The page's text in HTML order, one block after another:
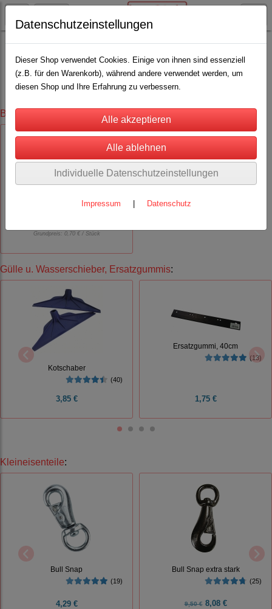
Stall, Hof und Scheune
Bolzenschußgerät
(66)
Grundpreis: 0,70 € / Stück
Gülle u. Wasserschieber, Ersatzgummis:
Kotschaber
(40)
3,85 €
Ersatzgummi, 40cm
(13)
1,75 €
Kleineisenteile:
Bull Snap
(19)
4,29 €
Bull Snap extra stark
(25)
9,50 €8,08 €
Datenschutzeinstellungen
Dieser Shop verwendet Cookies. Einige von ihnen sind essenziell
(z.B. für den Warenkorb), während andere verwendet werden, um
diesen Shop und Ihre Erfahrung zu verbessern.
Individuelle Datenschutzeinstellungen
Impressum Datenschutz